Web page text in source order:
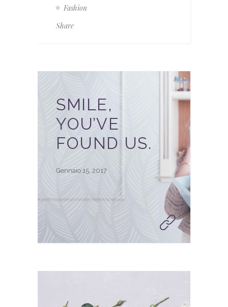
Fashion
Share
SMILE,
YOU’VE
FOUND US.
Gennaio 15, 2017